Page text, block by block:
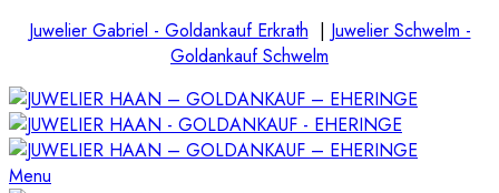
Juwelier Gabriel - Goldankauf Erkrath | Juwelier Schwelm -
Goldankauf Schwelm
Menu